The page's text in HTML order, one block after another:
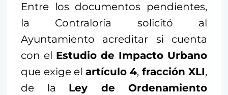
Entre los documentos pendientes,
la Contraloría solicitó al
Ayuntamiento acreditar si cuenta
con el Estudio de Impacto Urbano
que exige el artículo 4, fracción XLI,
de la Ley de Ordenamiento